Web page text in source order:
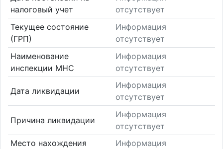
налоговый учет
отсутствует
Текущее состояние
(ГРП)
Информация
отсутствует
Наименование
инспекции МНС
Информация
отсутствует
Дата ликвидации
Информация
отсутствует
Причина ликвидации
Информация
отсутствует
Место нахождения
Информация